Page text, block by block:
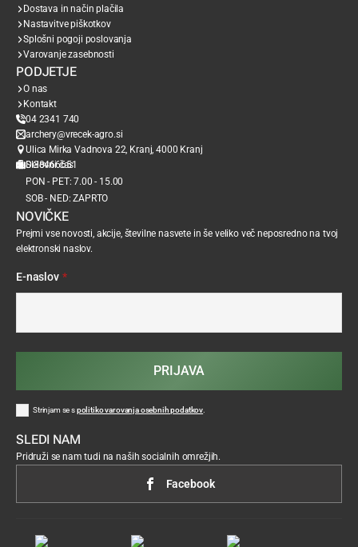
Dostava in način plačila
Nastavitve piškotkov
Splošni pogoji poslovanja
Varovanje zasebnosti
PODJETJE
O nas
Kontakt
04 2341 740
archery@vrecek-agro.si
Ulica Mirka Vadnova 22, Kranj, 4000 Kranj
SI38466651
Delovni čas
PON - PET: 7.00 - 15.00
SOB - NED: ZAPRTO
NOVIČKE
Prejmi vse novosti, akcije, številne nasvete in še veliko več neposredno na tvoj
elektronski naslov.
E-naslov *
Strinjam se spolitiko varovanja osebnih podatkov
PRIJAVA
SLEDI NAM
Pridruži se nam tudi na naših socialnih omrežjih.
Facebook